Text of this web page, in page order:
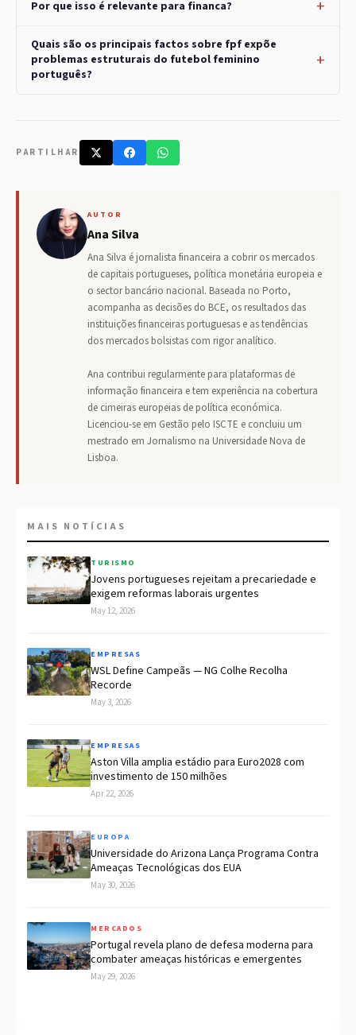
Por que isso é relevante para financa?
Quais são os principais factos sobre fpf expõe
problemas estruturais do futebol feminino
português?
PARTILHAR
AUTOR
Ana Silva
Ana Silva é jornalista financeira a cobrir os mercados
de capitais portugueses, política monetária europeia e
o sector bancário nacional. Baseada no Porto,
acompanha as decisões do BCE, os resultados das
instituições financeiras portuguesas e as tendências
dos mercados bolsistas com rigor analítico.
Ana contribui regularmente para plataformas de
informação financeira e tem experiência na cobertura
de cimeiras europeias de política económica.
Licenciou-se em Gestão pelo ISCTE e concluiu um
mestrado em Jornalismo na Universidade Nova de
Lisboa.
MAIS NOTÍCIAS
TURISMO
Jovens portugueses rejeitam a precariedade e
exigem reformas laborais urgentes
May 12, 2026
EMPRESAS
WSL Define Campeãs — NG Colhe Recolha
Recorde
May 3, 2026
EMPRESAS
Aston Villa amplia estádio para Euro2028 com
investimento de 150 milhões
Apr 22, 2026
EUROPA
Universidade do Arizona Lança Programa Contra
Ameaças Tecnológicas dos EUA
May 30, 2026
MERCADOS
Portugal revela plano de defesa moderna para
combater ameaças históricas e emergentes
May 29, 2026